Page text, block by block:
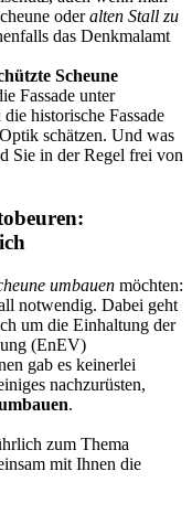
oderalten Stall zu
das Denkmalamt
Scheune
Fassade unter
historische Fassade
schätzen. Und was
Sie in der Regel frei von
umbauen möchten:
notwendig. Dabei geht
um die Einhaltung der
(EnEV)
gab es keinerlei
nachzurüsten,
.
zum Thema
mit Ihnen die